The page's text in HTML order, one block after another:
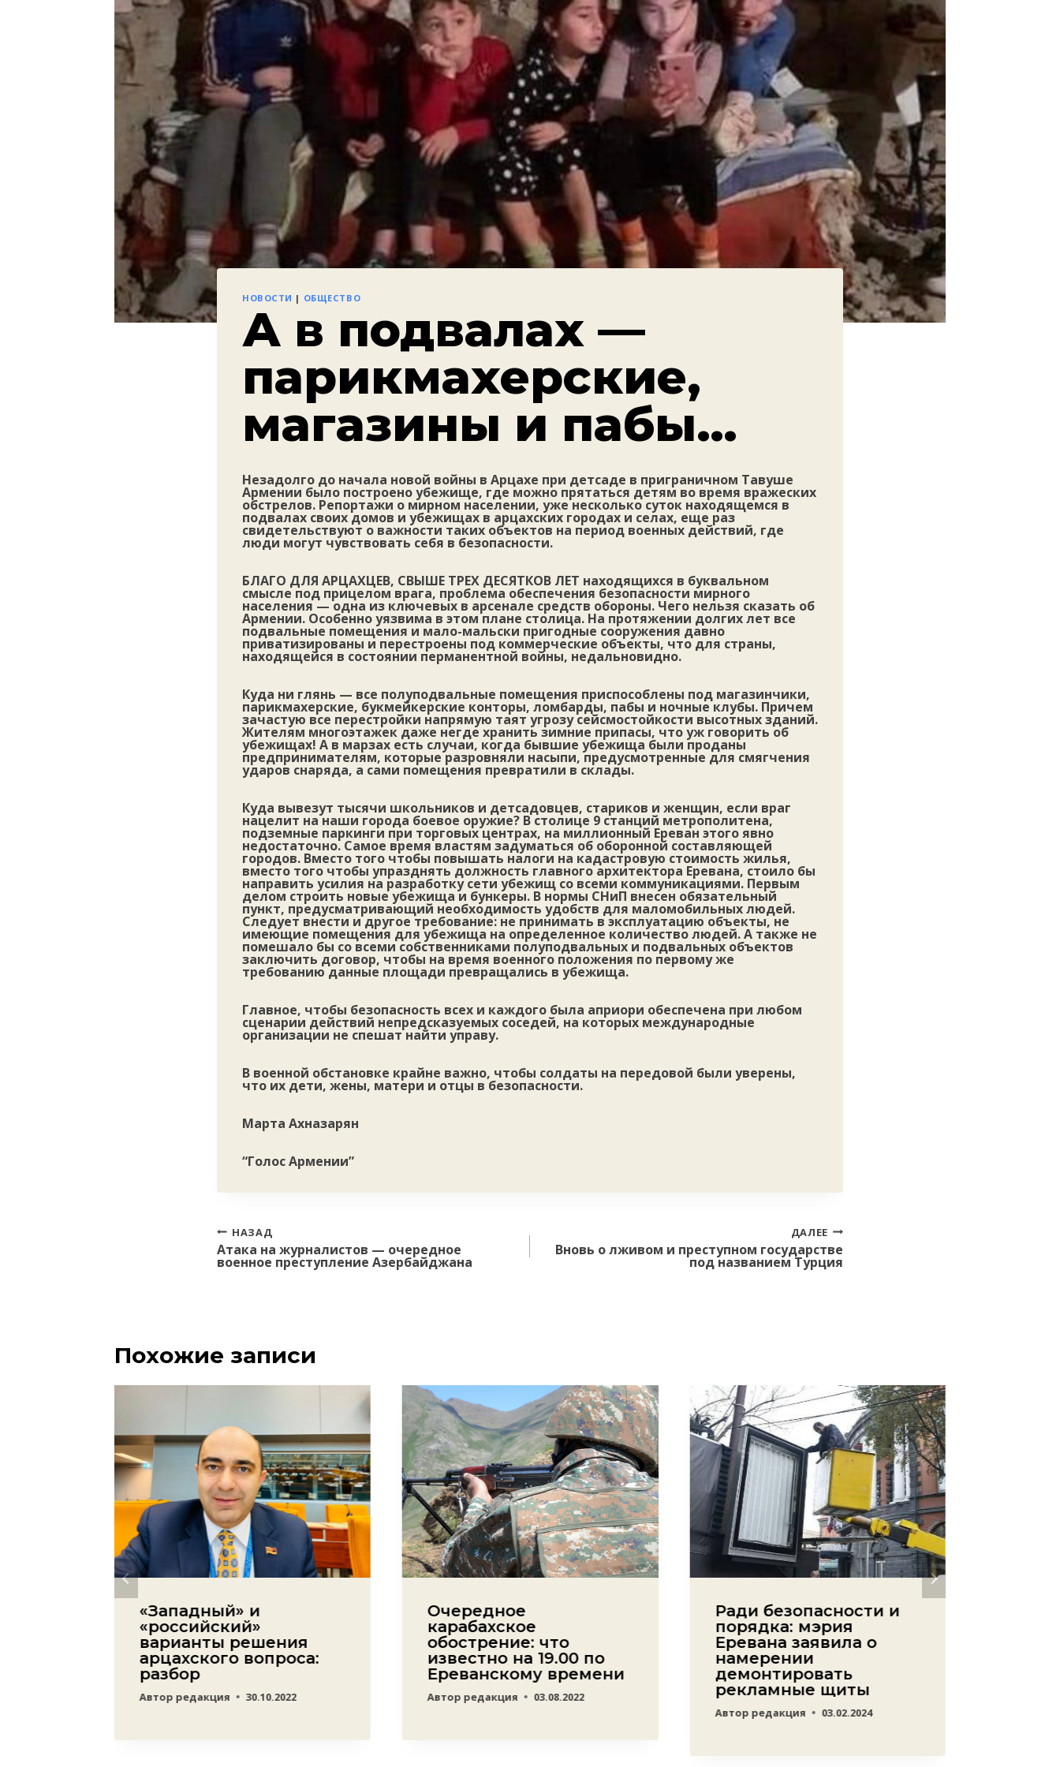
НОВОСТИ | ОБЩЕСТВО
А в подвалах —
парикмахерские,
магазины и пабы…
Незадолго до начала новой войны в Арцахе при детсаде в приграничном Тавуше
Армении было построено убежище, где можно прятаться детям во время вражеских
обстрелов. Репортажи о мирном населении, уже несколько суток находящемся в
подвалах своих домов и убежищах в арцахских городах и селах, еще раз
свидетельствуют о важности таких объектов на период военных действий, где
люди могут чувствовать себя в безопасности.
БЛАГО ДЛЯ АРЦАХЦЕВ, СВЫШЕ ТРЕХ ДЕСЯТКОВ ЛЕТ находящихся в буквальном
смысле под прицелом врага, проблема обеспечения безопасности мирного
населения — одна из ключевых в арсенале средств обороны. Чего нельзя сказать об
Армении. Особенно уязвима в этом плане столица. На протяжении долгих лет все
подвальные помещения и мало-мальски пригодные сооружения давно
приватизированы и перестроены под коммерческие объекты, что для страны,
находящейся в состоянии перманентной войны, недальновидно.
Куда ни глянь — все полуподвальные помещения приспособлены под магазинчики,
парикмахерские, букмейкерские конторы, ломбарды, пабы и ночные клубы. Причем
зачастую все перестройки напрямую таят угрозу сейсмостойкости высотных зданий.
Жителям многоэтажек даже негде хранить зимние припасы, что уж говорить об
убежищах! А в марзах есть случаи, когда бывшие убежища были проданы
предпринимателям, которые разровняли насыпи, предусмотренные для смягчения
ударов снаряда, а сами помещения превратили в склады.
Куда вывезут тысячи школьников и детсадовцев, стариков и женщин, если враг
нацелит на наши города боевое оружие? В столице 9 станций метрополитена,
подземные паркинги при торговых центрах, на миллионный Ереван этого явно
недостаточно. Самое время властям задуматься об оборонной составляющей
городов. Вместо того чтобы повышать налоги на кадастровую стоимость жилья,
вместо того чтобы упразднять должность главного архитектора Еревана, стоило бы
направить усилия на разработку сети убежищ со всеми коммуникациями. Первым
делом строить новые убежища и бункеры. В нормы СНиП внесен обязательный
пункт, предусматривающий необходимость удобств для маломобильных людей.
Следует внести и другое требование: не принимать в эксплуатацию объекты, не
имеющие помещения для убежища на определенное количество людей. А также не
помешало бы со всеми собственниками полуподвальных и подвальных объектов
заключить договор, чтобы на время военного положения по первому же
требованию данные площади превращались в убежища.
Главное, чтобы безопасность всех и каждого была априори обеспечена при любом
сценарии действий непредсказуемых соседей, на которых международные
организации не спешат найти управу.
В военной обстановке крайне важно, чтобы солдаты на передовой были уверены,
что их дети, жены, матери и отцы в безопасности.
Марта Ахназарян
“Голос Армении”
Навигация
по
записям
НАЗАД
Атака на журналистов — очередное
военное преступление Азербайджана
ДАЛЕЕ
Вновь о лживом и преступном государстве
под названием Турция
Похожие записи
«Западный» и
«российский»
варианты решения
арцахского вопроса:
разбор
Автор редакция 30.10.2022
Очередное
карабахское
обострение: что
известно на 19.00 по
Ереванскому времени
Автор редакция 03.08.2022
Ради безопасности и
порядка: мэрия
Еревана заявила о
намерении
демонтировать
рекламные щиты
Автор редакция 03.02.2024